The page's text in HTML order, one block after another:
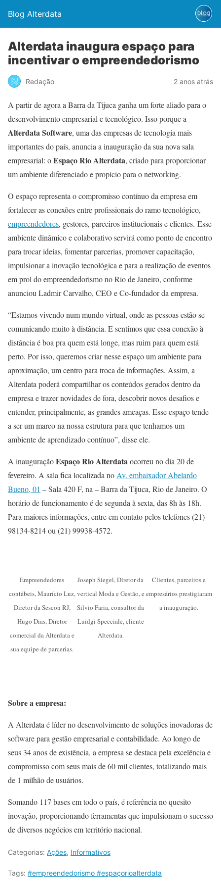
Blog Alterdata
Alterdata inaugura espaço para
incentivar o empreendedorismo
Redação 2 anos atrás
A partir de agora a Barra da Tijuca ganha um forte aliado para o
desenvolvimento empresarial e tecnológico. Isso porque a
Alterdata Software, uma das empresas de tecnologia mais
importantes do país, anuncia a inauguração da sua nova sala
empresarial: oEspaço Rio Alterdata, criado para proporcionar
um ambiente diferenciado e propício para o networking.
O espaço representa o compromisso contínuo da empresa em
fortalecer as conexões entre profissionais do ramo tecnológico,
empreendedores, gestores, parceiros institucionais e clientes. Esse
ambiente dinâmico e colaborativo servirá como ponto de encontro
para trocar ideias, fomentar parcerias, promover capacitação,
impulsionar a inovação tecnológica e para a realização de eventos
em prol do empreendedorismo no Rio de Janeiro, conforme
anunciou Ladmir Carvalho, CEO e Co-fundador da empresa.
“Estamos vivendo num mundo virtual, onde as pessoas estão se
comunicando muito à distância. E sentimos que essa conexão à
distância é boa pra quem está longe, mas ruim para quem está
perto. Por isso, queremos criar nesse espaço um ambiente para
aproximação, um centro para troca de informações. Assim, a
Alterdata poderá compartilhar os conteúdos gerados dentro da
empresa e trazer novidades de fora, descobrir novos desafios e
entender, principalmente, as grandes ameaças. Esse espaço tende
a ser um marco na nossa estrutura para que tenhamos um
ambiente de aprendizado contínuo”, disse ele.
A inauguraçãoEspaço Rio Alterdataocorreu no dia 20 de
fevereiro. A sala fica localizada no Av. embaixador Abelardo
Bueno, 01 – Sala 420 F, na – Barra da Tijuca, Rio de Janeiro. O
horário de funcionamento é de segunda à sexta, das 8h às 18h.
Para maiores informações, entre em contato pelos telefones (21)
98134-8214 ou (21) 99938-4572.
Empreendedores
contábeis, Maurício Luz,
Diretor da Sescon RJ,
Hugo Dias, Diretor
comercial da Alterdata e
sua equipe de parcerias.
Joseph Siegel, Diretor da
vertical Moda e Gestão, e
Silvio Faria, consultor da
Luidgi Specciale, cliente
Alterdata.
Clientes, parceiros e
empresários prestigiaram
a inauguração.
Sobre a empresa:
A Alterdata é líder no desenvolvimento de soluções inovadoras de
software para gestão empresarial e contabilidade. Ao longo de
seus 34 anos de existência, a empresa se destaca pela excelência e
compromisso com seus mais de 60 mil clientes, totalizando mais
de 1 milhão de usuários.
Somando 117 bases em todo o país, é referência no quesito
inovação, proporcionando ferramentas que impulsionam o sucesso
de diversos negócios em território nacional.
Categorias: Ações, Informativos
Tags: #empreendedorismo #espaçorioalterdata